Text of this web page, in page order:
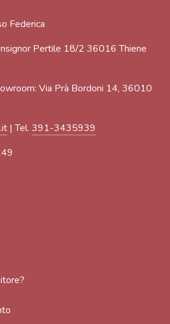
Federica
Pertile 18/2 36016 Thiene
Via Prà Bordoni 14, 36010
| Tel. 391-3435939